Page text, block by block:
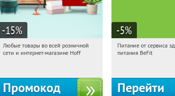
-15%
12:44:57 Получили:
Любые товары во всей розничной
сети и интернет-магазине Hoff
Промокод
-5%
12:44:57
Питание от сервиса
питания BeFit
Перейти